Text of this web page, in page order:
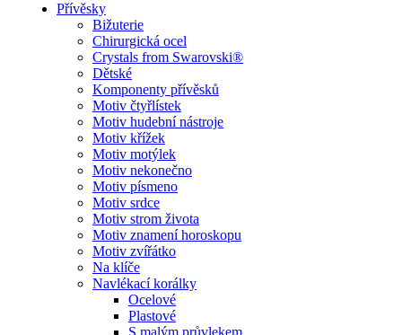
Přívěsky
Bižuterie
Chirurgická ocel
Crystals from Swarovski®
Dětské
Komponenty přívěsků
Motiv čtyřlístek
Motiv hudební nástroje
Motiv křížek
Motiv motýlek
Motiv nekonečno
Motiv písmeno
Motiv srdce
Motiv strom života
Motiv znamení horoskopu
Motiv zvířátko
Na klíče
Navlékací korálky
Ocelové
Plastové
S malým průvlekem